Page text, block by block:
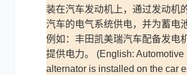
装在汽车发动机上，通过发动机
汽车的电气系统供电，并为蓄电
例如：丰田凯美瑞汽车配备发电
提供电力。 (English: Automotive
alternator is installed on the car